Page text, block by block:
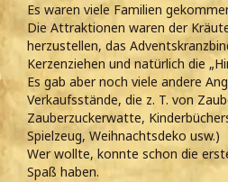
Es waren viele Familien
Die Attraktionen waren der
herzustellen, das
Kerzenziehen und natürlich die
Es gab aber noch viele andere
Verkaufsstände, die z. T. von
Zauberzuckerwatte,
Spielzeug, Weihnachtsdeko usw.)
Wer wollte, konnte schon die
Spaß haben.